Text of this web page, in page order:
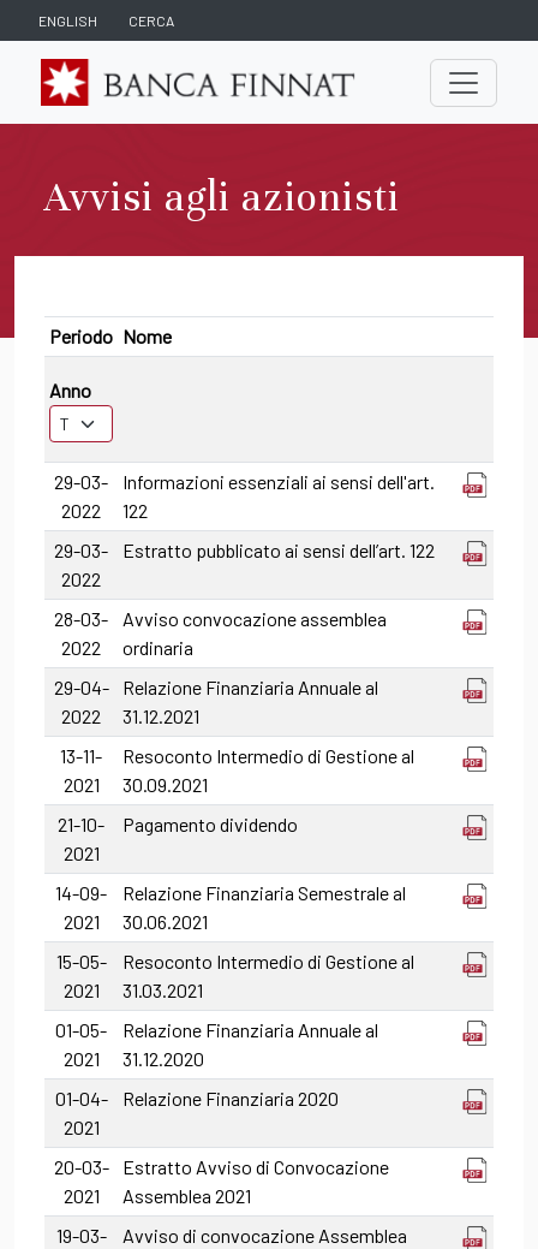
ENGLISH CERCA
Avvisi agli azionisti
Periodo Nome
Anno
29-03-
2022
Informazioni essenziali ai sensi dell'art.
122
29-03-
2022
Estratto pubblicato ai sensi dell’art. 122
28-03-
2022
Avviso convocazione assemblea
ordinaria
29-04-
2022
Relazione Finanziaria Annuale al
31.12.2021
13-11-
2021
Resoconto Intermedio di Gestione al
30.09.2021
21-10-
2021
Pagamento dividendo
14-09-
2021
Relazione Finanziaria Semestrale al
30.06.2021
15-05-
2021
Resoconto Intermedio di Gestione al
31.03.2021
01-05-
2021
Relazione Finanziaria Annuale al
31.12.2020
01-04-
2021
Relazione Finanziaria 2020
20-03-
2021
Estratto Avviso di Convocazione
Assemblea 2021
19-03-
Avviso di convocazione Assemblea